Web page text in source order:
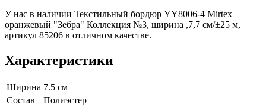
У нас в наличии Текстильный бордюр YY8006-4 Mirtex
оранжевый "Зебра" Коллекция №3, ширина ,7,7 см/±25 м,
артикул 85206 в отличном качестве.
Характеристики
Ширина 7.5 см
Состав
Полиэстер